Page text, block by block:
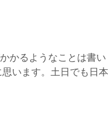
かるようなことは書い
います。土日でも日本